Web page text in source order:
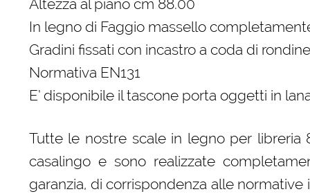
Altezza al piano cm 88.00
In legno di Faggio massello
Gradini fissati con incastro a coda di
Normativa EN131
E’ disponibile il tascone porta oggetti in
Tutte le nostre scale in legno per libreria
casalingo e sono realizzate
garanzia, di corrispondenza alle